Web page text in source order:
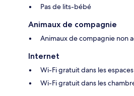
Pas de lits-bébé
Animaux de compagnie
Animaux de compagnie non
Internet
Wi-Fi gratuit dans les
Wi-Fi gratuit dans les